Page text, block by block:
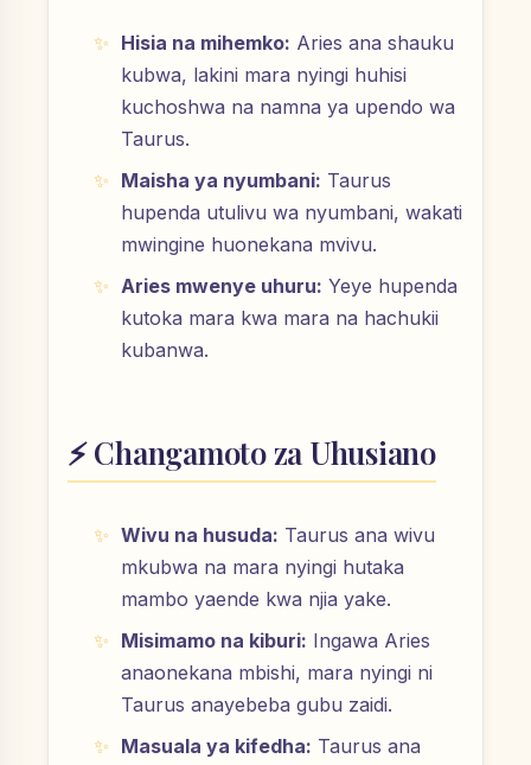
Hisia na mihemko: Aries ana shauku
kubwa, lakini mara nyingi huhisi
kuchoshwa na namna ya upendo wa
Taurus.
Maisha ya nyumbani: Taurus
hupenda utulivu wa nyumbani, wakati
mwingine huonekana mvivu.
Aries mwenye uhuru: Yeye hupenda
kutoka mara kwa mara na hachukii
kubanwa.
⚡ Changamoto za Uhusiano
Wivu na husuda: Taurus ana wivu
mkubwa na mara nyingi hutaka
mambo yaende kwa njia yake.
Misimamo na kiburi: Ingawa Aries
anaonekana mbishi, mara nyingi ni
Taurus anayebeba gubu zaidi.
Masuala ya kifedha: Taurus ana